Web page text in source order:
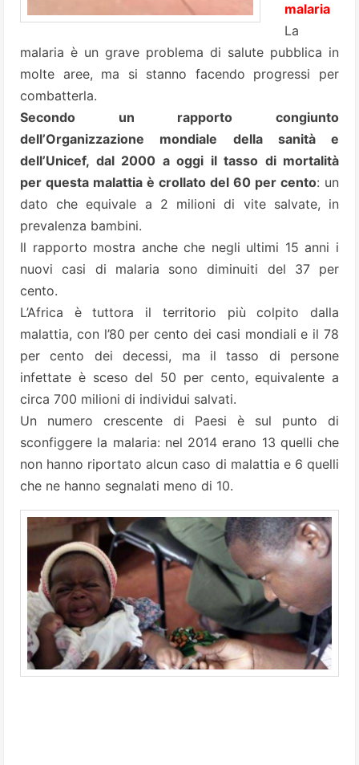
malaria
La
malaria è un grave problema di salute pubblica in
molte aree, ma si stanno facendo progressi per
combatterla.
Secondo un rapporto congiunto
dell’Organizzazione mondiale della sanità e
dell’Unicef, dal 2000 a oggi il tasso di mortalità
per questa malattia è crollato del 60 per cento: un
dato che equivale a 2 milioni di vite salvate, in
prevalenza bambini.
Il rapporto mostra anche che negli ultimi 15 anni i
nuovi casi di malaria sono diminuiti del 37 per
cento.
L’Africa è tuttora il territorio più colpito dalla
malattia, con l’80 per cento dei casi mondiali e il 78
per cento dei decessi, ma il tasso di persone
infettate è sceso del 50 per cento, equivalente a
circa 700 milioni di individui salvati.
Un numero crescente di Paesi è sul punto di
sconfiggere la malaria: nel 2014 erano 13 quelli che
non hanno riportato alcun caso di malattia e 6 quelli
che ne hanno segnalati meno di 10.